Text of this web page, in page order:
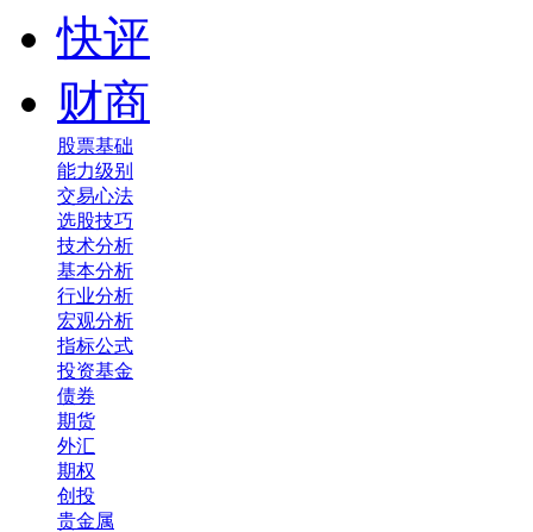
快评
财商
股票基础
能力级别
交易心法
选股技巧
技术分析
基本分析
行业分析
宏观分析
指标公式
投资基金
债券
期货
外汇
期权
创投
贵金属